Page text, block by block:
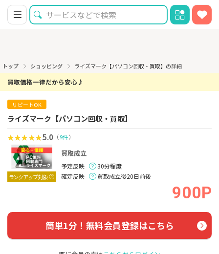
トップ ショッピング ライズマーク【パソコン回収・買取】の詳細
買取価格一律だから安心♪
リピートOK
ライズマーク【パソコン回収・買取】
5.0 （9件）
ランクアップ対象
買取成立
予定反映
30分程度
確定反映
買取成立後20日前後
900P
簡単1分！無料会員登録はこちら